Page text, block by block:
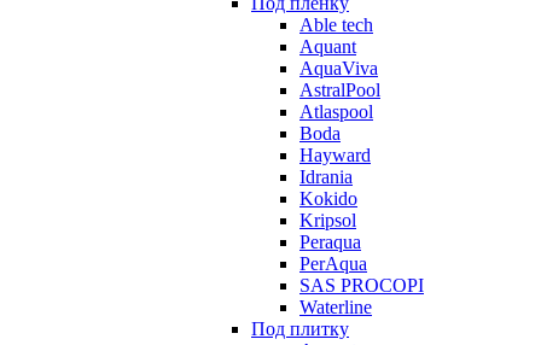
Able tech
Aquant
AquaViva
AstralPool
Atlaspool
Boda
Hayward
Idrania
Kokido
Kripsol
Peraqua
PerAqua
SAS PROCOPI
Waterline
Под плитку